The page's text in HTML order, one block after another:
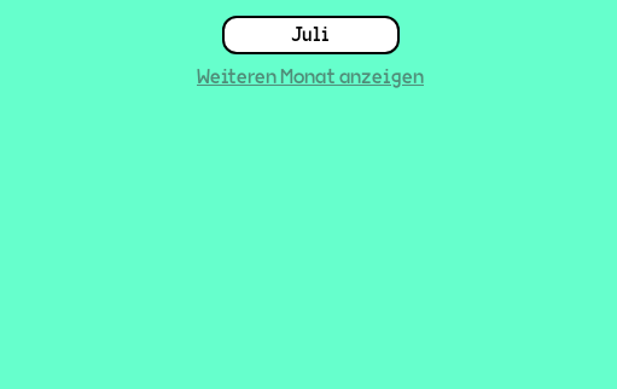
Juli
Weiteren Monat anzeigen